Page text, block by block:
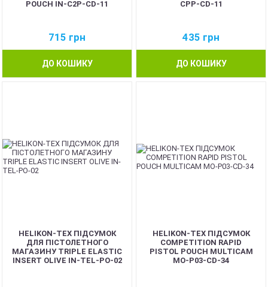
POUCH IN-C2P-CD-11
715 грн
ДО КОШИКУ
CPP-CD-11
435 грн
ДО КОШИКУ
HELIKON-TEX ПІДСУМОК
ДЛЯ ПІСТОЛЕТНОГО
МАГАЗИНУ TRIPLE ELASTIC
INSERT OLIVE IN-TEL-PO-02
HELIKON-TEX ПІДСУМОК
COMPETITION RAPID
PISTOL POUCH MULTICAM
MO-P03-CD-34